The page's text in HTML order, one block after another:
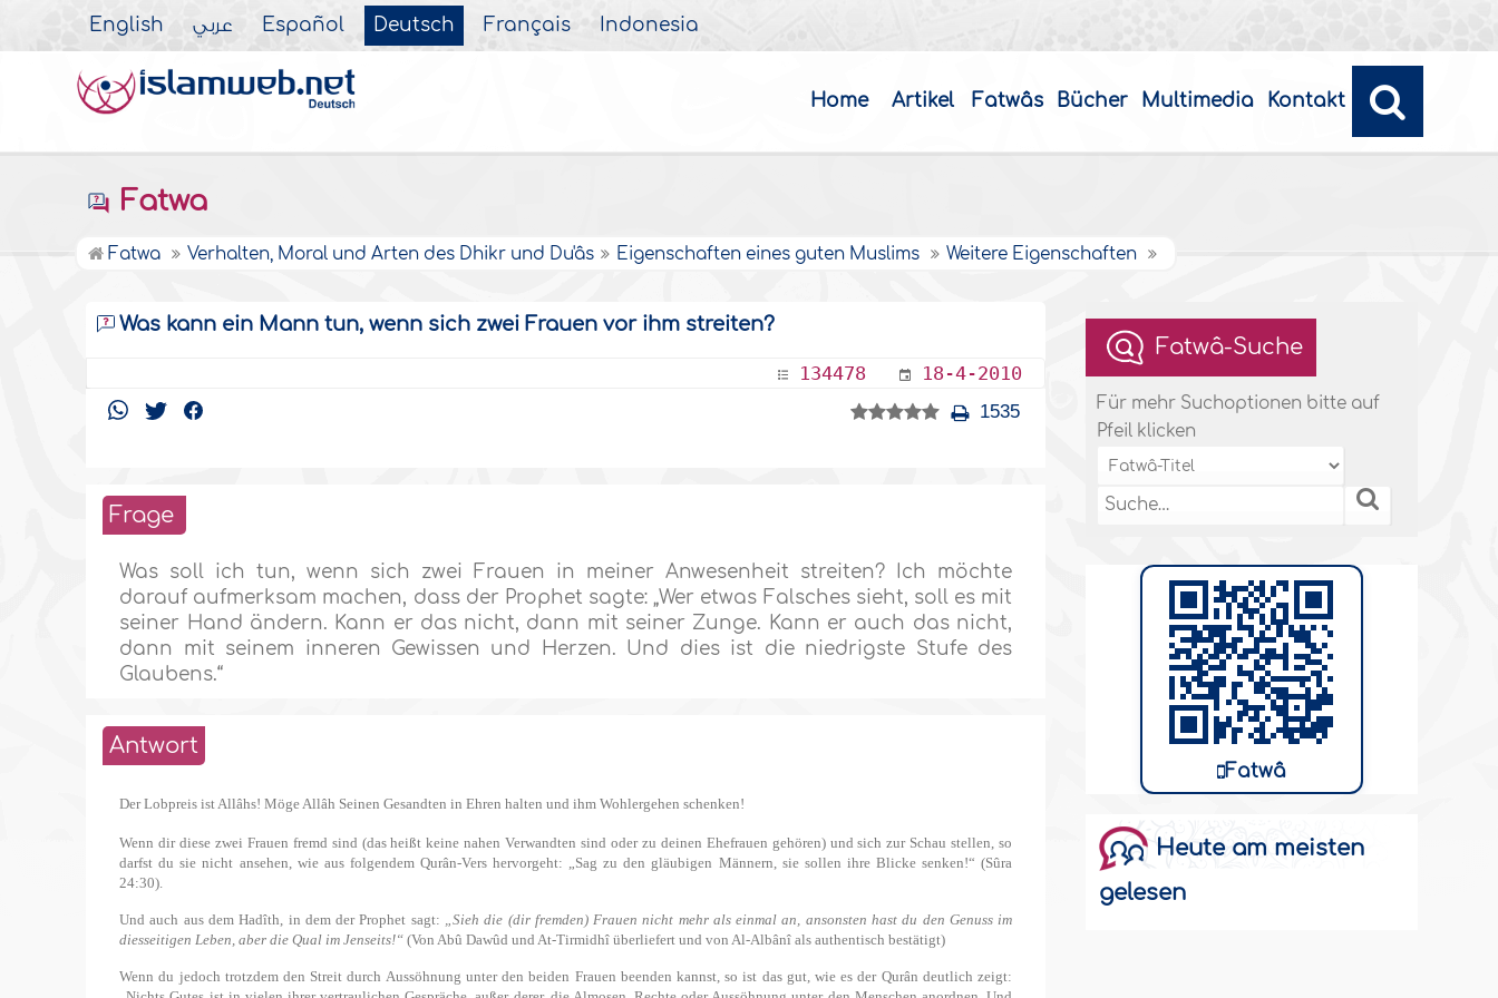
English عربي Español Deutsch Français Indonesia
Home Artikel Fatwâs Bücher Multimedia Kontakt
Fatwa
Fatwa Verhalten, Moral und Arten des Dhikr und Du'âs Eigenschaften eines guten Muslims Weitere Eigenschaften
Was kann ein Mann tun, wenn sich zwei Frauen vor ihm streiten?
134478 18-4-2010
1535
Frage
Was soll ich tun, wenn sich zwei Frauen in meiner Anwesenheit streiten? Ich möchte
darauf aufmerksam machen, dass der Prophet sagte: „Wer etwas Falsches sieht, soll es mit
seiner Hand ändern. Kann er das nicht, dann mit seiner Zunge. Kann er auch das nicht,
dann mit seinem inneren Gewissen und Herzen. Und dies ist die niedrigste Stufe des
Glaubens.“
Antwort
Der Lobpreis ist Allâhs! Möge Allâh Seinen Gesandten in Ehren halten und ihm Wohlergehen schenken!
Wenn dir diese zwei Frauen fremd sind (das heißt keine nahen Verwandten sind oder zu deinen Ehefrauen gehören) und sich zur Schau stellen, so
darfst du sie nicht ansehen, wie aus folgendem Qurân-Vers hervorgeht: „Sag zu den gläubigen Männern, sie sollen ihre Blicke senken!“ (Sûra
24:30).
Und auch aus dem Hadîth, in dem der Prophet sagt: „Sieh die (dir fremden) Frauen nicht mehr als einmal an, ansonsten hast du den Genuss im
diesseitigen Leben, aber die Qual im Jenseits!“ (Von Abû Dawûd und At-Tirmidhî überliefert und von Al-Albânî als authentisch bestätigt)
Wenn du jedoch trotzdem den Streit durch Aussöhnung unter den beiden Frauen beenden kannst, so ist das gut, wie es der Qurân deutlich zeigt:
Fatwâ-Suche
Für mehr Suchoptionen bitte auf
Pfeil klicken
Fatwâ
Heute am meisten
gelesen